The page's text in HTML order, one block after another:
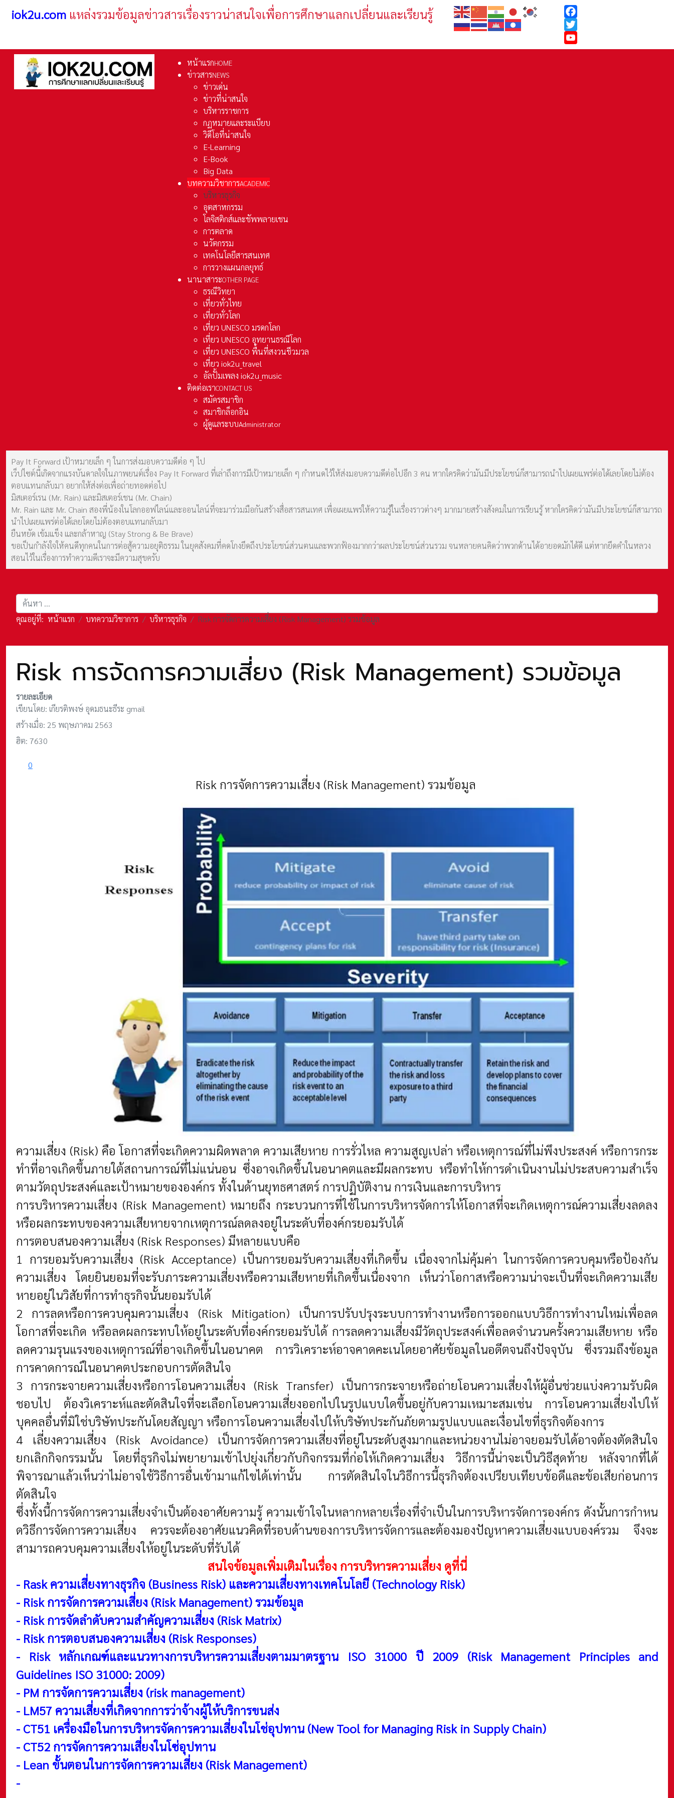
iok2u.com แหล่งรวมข้อมูลข่าวสารเรื่องราวน่าสนใจเพื่อการศึกษาแลกเปลี่ยนและเรียนรู้
Facebook
Twitter
YouTube
หน้าแรกHOME
ข่าวสารNEWS
ข่าวเด่น
ข่าวที่น่าสนใจ
บริหารราชการ
กฏหมายและระเเบียบ
วิดีโอที่น่าสนใจ
E-Learning
E-Book
Big Data
บทความวิชาการACADEMIC
บริหารธุรกิจ
อุตสาหกรรม
โลจิสติกส์และชัพพลายเชน
การตลาด
นวัตกรรม
เทคโนโลยีสารสนเทศ
การวางแผนกลยุทธ์
นานาสาระOTHER PAGE
ธรณีวิทยา
เที่ยวทั่วไทย
เที่ยวทั่วโลก
เที่ยว UNESCO มรดกโลก
เที่ยว UNESCO อุทยานธรณีโลก
เที่ยว UNESCO พื้นที่สงวนชีวมวล
เที่ยว iok2u_travel
อัลปั้มเพลง iok2u_music
ติดต่อเราCONTACT US
สมัครสมาชิก
สมาชิกล็อกอิน
ผู้ดูแลระบบAdministrator
Pay It Forward เป้าหมายเล็ก ๆ ในการส่งมอบความดีต่อ ๆ ไป
เว็ปไซต์นี้เกิดจากแรงบันดาลใจในภาพยนต์เรื่อง Pay It Forward ที่เล่าถึงการมีเป้าหมายเล็ก ๆ กำหนดไว้ให้ส่งมอบความดีต่อไปอีก 3 คน หากใครคิดว่ามันมีประโยชน์ก็สามารถนำไปเผยแพร่ต่อได้เลยโดยไม่ต้อง
ตอบแทนกลับมา อยากให้ส่งต่อเพื่อถ่ายทอดต่อไป
มิสเตอร์เรน (Mr. Rain) และมิสเตอร์เชน (Mr. Chain)
Mr. Rain และ Mr. Chain สองพี่น้องในโลกออฟไลน์และออนไลน์ที่จะมาร่วมมือกันสร้างสื่อสารสนเทศ เพื่อเผยแพร่ให้ความรู้ในเรื่องราวต่างๆ มากมายสร้างสังคมในการเรียนรู้ หากใครคิดว่ามันมีประโยชน์ก็สามารถ
นำไปเผยแพร่ต่อได้เลยโดยไม่ต้องตอบแทนกลับมา
ยืนหยัด เข้มแข็ง และกล้าหาญ (Stay Strong & Be Brave)
ขอเป็นกำลังใจให้คนดีทุกคนในการต่อสู้ความอยุติธรรม ในยุคสังคมที่คดโกงยึดถึงประโยชน์ส่วนตนและพวกฟ้องมากกว่าผลประโยชน์ส่วนรวม จนหลายคนคิดว่าพวกด้านได้อายอดมักได้ดี แต่หากยึดคำในหลวง
สอนไว้ในเรื่องการทำความดีเราจะมีความสุขครับ
การค้นหา
คุณอยู่ที่: หน้าแรก บทความวิชาการ บริหารธุรกิจ Risk การจัดการความเสี่ยง (Risk Management) รวมข้อมูล
Risk การจัดการความเสี่ยง (Risk Management) รวมข้อมูล
รายละเอียด
เขียนโดย: เกียรติพงษ์ อุดมธนะธีระ gmail
สร้างเมื่อ: 25 พฤษภาคม 2563
ฮิต: 7630
0
Risk การจัดการความเสี่ยง (Risk Management) รวมข้อมูล
ความเสี่ยง (Risk) คือ โอกาสที่จะเกิดความผิดพลาด ความเสียหาย การรั่วไหล ความสูญเปล่า หรือเหตุการณ์ที่ไม่พึงประสงค์ หรือการกระ
ทำที่อาจเกิดขึ้นภายใต้สถานการณ์ที่ไม่แน่นอน ซึ่งอาจเกิดขึ้นในอนาคตและมีผลกระทบ หรือทำให้การดำเนินงานไม่ประสบความสำเร็จ
ตามวัตถุประสงค์และเป้าหมายขององค์กร ทั้งในด้านยุทธศาสตร์ การปฏิบัติงาน การเงินและการบริหาร
การบริหารความเสี่ยง (Risk Management) หมายถึง กระบวนการที่ใช้ในการบริหารจัดการให้โอกาสที่จะเกิดเหตุการณ์ความเสี่ยงลดลง
หรือผลกระทบของความเสียหายจากเหตุการณ์ลดลงอยู่ในระดับที่องค์กรยอมรับได้
การตอบสนองความเสี่ยง (Risk Responses) มีหลายแบบคือ
1 การยอมรับความเสี่ยง (Risk Acceptance) เป็นการยอมรับความเสี่ยงที่เกิดขึ้น เนื่องจากไม่คุ้มค่า ในการจัดการควบคุมหรือป้องกัน
ความเสี่ยง โดยยินยอมที่จะรับภาระความเสี่ยงหรือความเสียหายที่เกิดขึ้นเนื่องจาก เห็นว่าโอกาสหรือความน่าจะเป็นที่จะเกิดความเสีย
หายอยู่ในวิสัยที่การทำธุรกิจนั้นยอมรับได้
2 การลดหรือการควบคุมความเสี่ยง (Risk Mitigation) เป็นการปรับปรุงระบบการทำงานหรือการออกแบบวิธีการทำงานใหม่เพื่อลด
โอกาสที่จะเกิด หรือลดผลกระทบให้อยู่ในระดับที่องค์กรยอมรับได้ การลดความเสี่ยงมีวัตถุประสงค์เพื่อลดจำนวนครั้งความเสียหาย หรือ
ลดความรุนแรงของเหตุการณ์ที่อาจเกิดขึ้นในอนาคต การวิเคราะห์อาจคาดคะเนโดยอาศัยข้อมูลในอดีตจนถึงปัจจุบัน ซึ่งรวมถึงข้อมูล
การคาดการณ์ในอนาคตประกอบการตัดสินใจ
3 การกระจายความเสี่ยงหรือการโอนความเสี่ยง (Risk Transfer) เป็นการกระจายหรือถ่ายโอนความเสี่ยงให้ผู้อื่นช่วยแบ่งความรับผิด
ชอบไป ต้องวิเคราะห์และตัดสินใจที่จะเลือกโอนความเสี่ยงออกไปในรูปแบบใดขึ้นอยู่กับความเหมาะสมเช่น การโอนความเสี่ยงไปให้
บุคคลอื่นที่มิใช่บริษัทประกันโดยสัญญา หรือการโอนความเสี่ยงไปให้บริษัทประกันภัยตามรูปแบบและเงื่อนไขที่ธุรกิจต้องการ
4 เลี่ยงความเสี่ยง (Risk Avoidance) เป็นการจัดการความเสี่ยงที่อยู่ในระดับสูงมากและหน่วยงานไม่อาจยอมรับได้อาจต้องตัดสินใจ
ยกเลิกกิจกรรมนั้น โดยที่ธุรกิจไม่พยายามเข้าไปยุ่งเกี่ยวกับกิจกรรมที่ก่อให้เกิดความเสี่ยง วิธีการนี้น่าจะเป็นวิธีสุดท้าย หลังจากที่ได้
พิจารณาแล้วเห็นว่าไม่อาจใช้วิธีการอื่นเข้ามาแก้ไขได้เท่านั้น การตัดสินใจในวิธีการนี้ธุรกิจต้องเปรียบเทียบข้อดีและข้อเสียก่อนการ
ตัดสินใจ
ซึ่งทั้งนี้การจัดการความเสี่ยงจําเป็นต้องอาศัยความรู้ ความเข้าใจในหลากหลายเรื่องที่จําเป็นในการบริหารจัดการองค์กร ดังนั้นการกําหน
ดวิธีการจัดการความเสี่ยง ควรจะต้องอาศัยแนวคิดที่รอบด้านของการบริหารจัดการและต้องมองปัญหาความเสี่ยงแบบองค์รวม จึงจะ
สามารถควบคุมความเสี่ยงให้อยู่ในระดับที่รับได้
สนใจข้อมูลเพิ่มเติมในเรื่อง การบริหารความเสี่ยง ดูที่นี่
- Rask ความเสี่ยงทางธุรกิจ (Business Risk) และความเสี่ยงทางเทคโนโลยี (Technology Risk)
- Risk การจัดการความเสี่ยง (Risk Management) รวมข้อมูล
- Risk การจัดลำดับความสำคัญความเสี่ยง (Risk Matrix)
- Risk การตอบสนองความเสี่ยง (Risk Responses)
- Risk หลักเกณฑ์และแนวทางการบริหารความเสี่ยงตามมาตรฐาน ISO 31000 ปี 2009 (Risk Management Principles and
Guidelines ISO 31000: 2009)
- PM การจัดการความเสี่ยง (risk management)
- LM57 ความเสี่ยงที่เกิดจากการว่าจ้างผู้ให้บริการขนส่ง
- CT51 เครื่องมือในการบริหารจัดการความเสี่ยงในโช่อุปทาน (New Tool for Managing Risk in Supply Chain)
- CT52 การจัดการความเสี่ยงในโซ่อุปทาน
- Lean ขั้นตอนในการจัดการความเสี่ยง (Risk Management)
-